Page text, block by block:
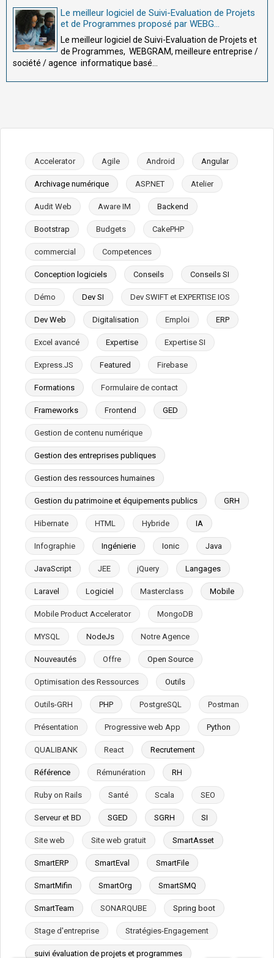
Le meilleur logiciel de Suivi-Evaluation de Projets
et de Programmes proposé par WEBG...
Le meilleur logiciel de Suivi-Evaluation de Projets et
de Programmes, WEBGRAM, meilleure entreprise /
société / agence informatique basé...
Accelerator Agile Android Angular
Archivage numérique ASP.NET Atelier
Audit Web Aware IM Backend
Bootstrap Budgets CakePHP
commercial Competences
Conception logiciels Conseils Conseils SI
Démo Dev SI Dev SWIFT et EXPERTISE IOS
Dev Web Digitalisation Emploi ERP
Excel avancé Expertise Expertise SI
Express.JS Featured Firebase
Formations Formulaire de contact
Frameworks Frontend GED
Gestion de contenu numérique
Gestion des entreprises publiques
Gestion des ressources humaines
Gestion du patrimoine et équipements publics GRH
Hibernate HTML Hybride IA
Infographie Ingénierie Ionic Java
JavaScript JEE jQuery Langages
Laravel Logiciel Masterclass Mobile
Mobile Product Accelerator MongoDB
MYSQL NodeJs Notre Agence
Nouveautés Offre Open Source
Optimisation des Ressources Outils
Outils-GRH PHP PostgreSQL Postman
Présentation Progressive web App Python
QUALIBANK React Recrutement
Référence Rémunération RH
Ruby on Rails Santé Scala SEO
Serveur et BD SGED SGRH SI
Site web Site web gratuit SmartAsset
SmartERP SmartEval SmartFile
SmartMifin SmartOrg SmartSMQ
SmartTeam SONARQUBE Spring boot
Stage d'entreprise Stratégies-Engagement
suivi évaluation de projets et programmes